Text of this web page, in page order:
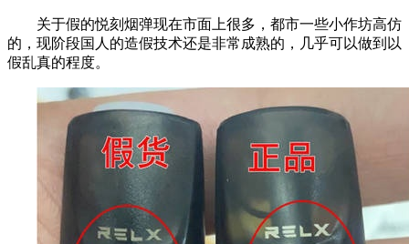
关于假的悦刻烟弹现在市面上很多，都市一些小作坊高仿
的，现阶段国人的造假技术还是非常成熟的，几乎可以做到以
假乱真的程度。